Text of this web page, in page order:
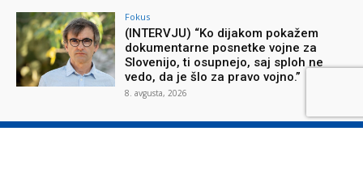
Fokus
(INTERVJU) “Ko dijakom pokažem
dokumentarne posnetke vojne za
Slovenijo, ti osupnejo, saj sploh ne
vedo, da je šlo za pravo vojno.”
8. avgusta, 2026